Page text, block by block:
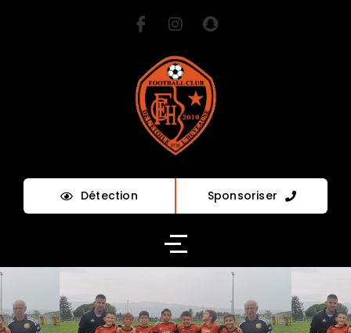
Détection Sponsoriser